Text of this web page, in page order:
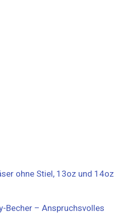
ohne Stiel, 13oz und 14oz
Becher – Anspruchsvolles